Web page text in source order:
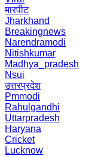
मारपीट
Jharkhand
Breakingnews
Narendramodi
Nitishkumar
Madhya_pradesh
Nsui
उत्तरप्रदेश
Pmmodi
Rahulgandhi
Uttarpradesh
Haryana
Cricket
Lucknow